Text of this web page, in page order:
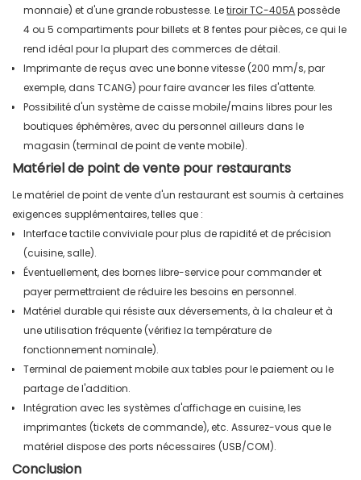
monnaie) et d'une grande robustesse. Letiroir TC-405Apossède
4 ou 5 compartiments pour billets et 8 fentes pour pièces, ce qui le
rend idéal pour la plupart des commerces de détail.
Imprimante de reçus avec une bonne vitesse (200 mm/s, par
exemple, dans TCANG) pour faire avancer les files d'attente.
Possibilité d'un système de caisse mobile/mains libres pour les
boutiques éphémères, avec du personnel ailleurs dans le
magasin (terminal de point de vente mobile).
Matériel de point de vente pour restaurants
Le matériel de point de vente d'un restaurant est soumis à certaines
exigences supplémentaires, telles que :
Interface tactile conviviale pour plus de rapidité et de précision
(cuisine, salle).
Éventuellement, des bornes libre-service pour commander et
payer permettraient de réduire les besoins en personnel.
Matériel durable qui résiste aux déversements, à la chaleur et à
une utilisation fréquente (vérifiez la température de
fonctionnement nominale).
Terminal de paiement mobile aux tables pour le paiement ou le
partage de l'addition.
Intégration avec les systèmes d'affichage en cuisine, les
imprimantes (tickets de commande), etc. Assurez-vous que le
matériel dispose des ports nécessaires (USB/COM).
Conclusion